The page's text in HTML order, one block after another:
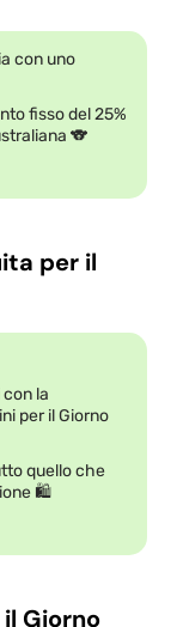
con uno
fisso del 25%
🐨
per il
la
per il Giorno
quello che
🛍
Giorno